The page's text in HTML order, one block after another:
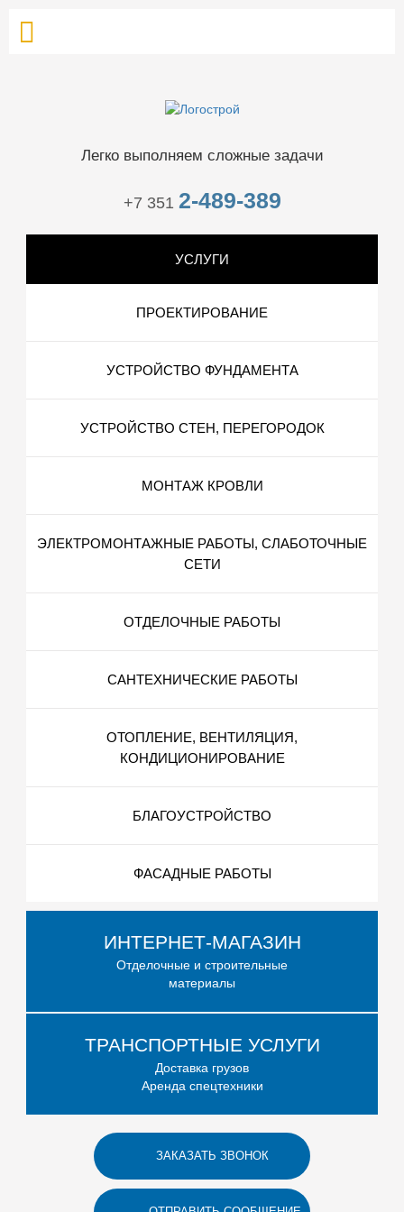
Легко выполняем сложные задачи
+7 351 2-489-389
УСЛУГИ
ПРОЕКТИРОВАНИЕ
УСТРОЙСТВО ФУНДАМЕНТА
УСТРОЙСТВО СТЕН, ПЕРЕГОРОДОК
МОНТАЖ КРОВЛИ
ЭЛЕКТРОМОНТАЖНЫЕ РАБОТЫ, СЛАБОТОЧНЫЕ
СЕТИ
ОТДЕЛОЧНЫЕ РАБОТЫ
САНТЕХНИЧЕСКИЕ РАБОТЫ
ОТОПЛЕНИЕ, ВЕНТИЛЯЦИЯ,
КОНДИЦИОНИРОВАНИЕ
БЛАГОУСТРОЙСТВО
ФАСАДНЫЕ РАБОТЫ
ИНТЕРНЕТ-МАГАЗИН
Отделочные и строительные
материалы
ТРАНСПОРТНЫЕ УСЛУГИ
Доставка грузов
Аренда спецтехники
ЗАКАЗАТЬ ЗВОНОК